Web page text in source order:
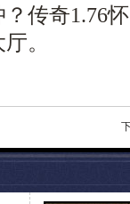
传奇1.76
。